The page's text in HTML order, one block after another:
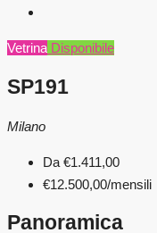
Vetrina Disponibile
SP191
Milano
Da €1.411,00
€12.500,00/mensili
Panoramica